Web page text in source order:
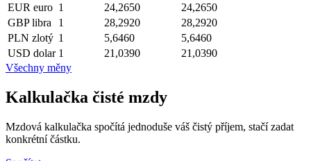
EUR euro 1 24,2650
24,2650
GBP libra 1 28,2920
28,2920
PLN zlotý 1 5,6460
5,6460
USD dolar 1 21,0390
21,0390
Všechny měny
Kalkulačka čisté mzdy
Mzdová kalkulačka spočítá jednoduše váš čistý příjem, stačí zadat
konkrétní částku.